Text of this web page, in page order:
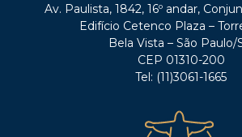
Av. Paulista, 1842, 16º andar,
Edifício Cetenco Plaza –
Bela Vista – São Paulo/
CEP 01310-200
Tel: (11)3061-1665